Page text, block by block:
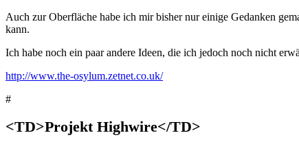
Auch zur Oberfläche habe ich mir bisher nur einige Gedanken
kann.
Ich habe noch ein paar andere Ideen, die ich jedoch noch nicht
http://www.the-osylum.zetnet.co.uk/
#
<TD>Projekt Highwire</TD>